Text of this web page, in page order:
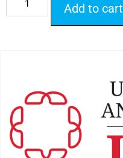
Add to cart